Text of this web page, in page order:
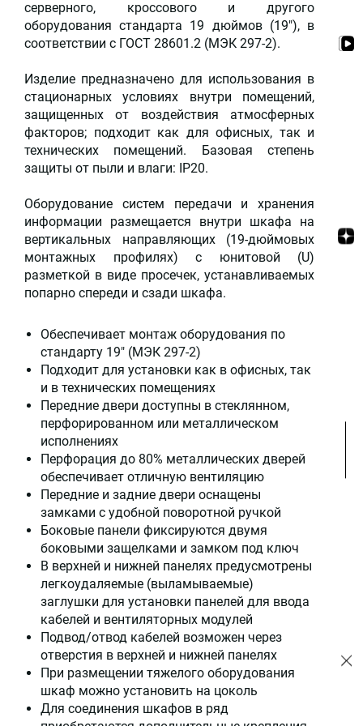
серверного, кроссового и другого
оборудования стандарта 19 дюймов (19"), в
соответствии с ГОСТ 28601.2 (МЭК 297-2).
Изделие предназначено для использования в
стационарных условиях внутри помещений,
защищенных от воздействия атмосферных
факторов; подходит как для офисных, так и
технических помещений. Базовая степень
защиты от пыли и влаги: IP20.
Оборудование систем передачи и хранения
информации размещается внутри шкафа на
вертикальных направляющих (19-дюймовых
монтажных профилях) с юнитовой (U)
разметкой в виде просечек, устанавливаемых
попарно спереди и сзади шкафа.
Обеспечивает монтаж оборудования по
стандарту 19" (МЭК 297-2)
Подходит для установки как в офисных, так
и в технических помещениях
Передние двери доступны в стеклянном,
перфорированном или металлическом
исполнениях
Перфорация до 80% металлических дверей
обеспечивает отличную вентиляцию
Передние и задние двери оснащены
замками с удобной поворотной ручкой
Боковые панели фиксируются двумя
боковыми защелками и замком под ключ
В верхней и нижней панелях предусмотрены
легкоудаляемые (выламываемые)
заглушки для установки панелей для ввода
кабелей и вентиляторных модулей
Подвод/отвод кабелей возможен через
отверстия в верхней и нижней панелях
При размещении тяжелого оборудования
шкаф можно установить на цоколь
Для соединения шкафов в ряд